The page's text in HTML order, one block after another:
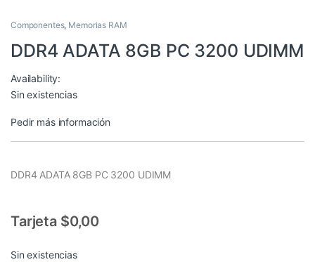
Componentes, Memorias RAM
DDR4 ADATA 8GB PC 3200 UDIMM
Availability:
Sin existencias
Pedir más información
DDR4 ADATA 8GB PC 3200 UDIMM
Tarjeta $0,00
Sin existencias